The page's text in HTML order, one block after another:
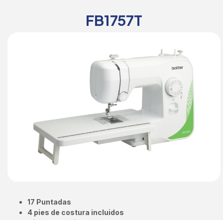
FB1757T
17 Puntadas
4 pies de costura incluidos